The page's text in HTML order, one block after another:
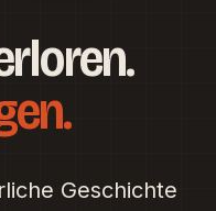
Geschichte